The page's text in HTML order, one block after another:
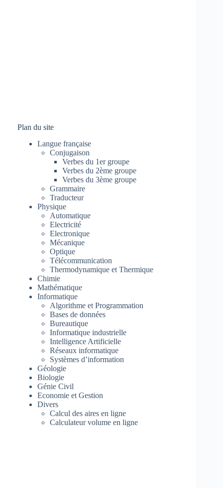
Plan du site
Langue française
Conjugaison
Verbes du 1er groupe
Verbes du 2ème groupe
Verbes du 3ème groupe
Grammaire
Traducteur
Physique
Automatique
Electricité
Electronique
Mécanique
Optique
Télécommunication
Thermodynamique et Thermique
Chimie
Mathématique
Informatique
Algorithme et Programmation
Bases de données
Bureautique
Informatique industrielle
Intelligence Artificielle
Réseaux informatique
Systèmes d’information
Géologie
Biologie
Génie Civil
Economie et Gestion
Divers
Calcul des aires en ligne
Calculateur volume en ligne